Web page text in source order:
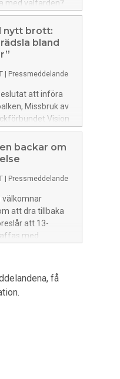
med välfärden?
på plats i
att
dagordningen.
nytt brott:
bland
Pressmeddelande
att införa
Missbruk av
Vision
nya lagen och ser
rädsla och
backar om
Pressmeddelande
välkomnar
att dra tillbaka
att 13-
med
på
få